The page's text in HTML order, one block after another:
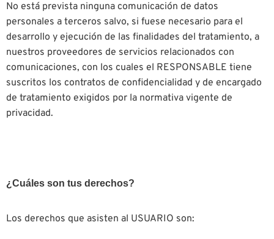
No está prevista ninguna comunicación de datos
personales a terceros salvo, si fuese necesario para el
desarrollo y ejecución de las finalidades del tratamiento, a
nuestros proveedores de servicios relacionados con
comunicaciones, con los cuales el RESPONSABLE tiene
suscritos los contratos de confidencialidad y de encargado
de tratamiento exigidos por la normativa vigente de
privacidad.
¿Cuáles son tus derechos?
Los derechos que asisten al USUARIO son: